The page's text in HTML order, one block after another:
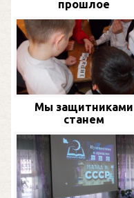
прошлое
Мы защитниками
станем